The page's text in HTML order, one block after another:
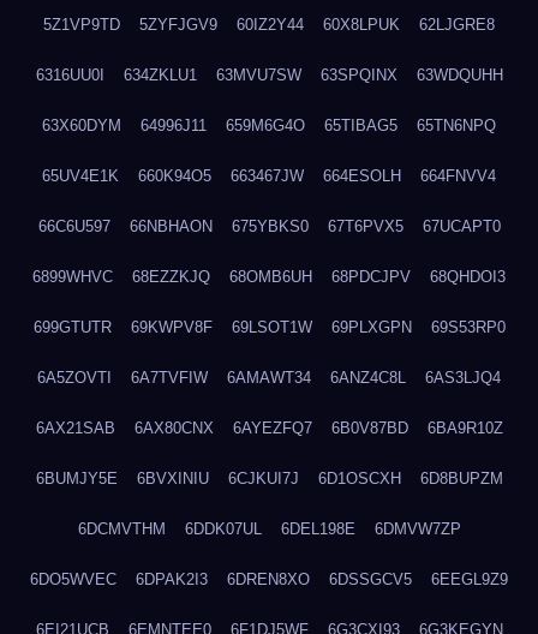
5Z1VP9TD 5ZYFJGV9 60IZ2Y44 60X8LPUK 62LJGRE8
6316UU0I 634ZKLU1 63MVU7SW 63SPQINX 63WDQUHH
63X60DYM 64996J11 659M6G4O 65TIBAG5 65TN6NPQ
65UV4E1K 660K94O5 663467JW 664ESOLH 664FNVV4
66C6U597 66NBHAON 675YBKS0 67T6PVX5 67UCAPT0
6899WHVC 68EZZKJQ 68OMB6UH 68PDCJPV 68QHDOI3
699GTUTR 69KWPV8F 69LSOT1W 69PLXGPN 69S53RP0
6A5ZOVTI 6A7TVFIW 6AMAWT34 6ANZ4C8L 6AS3LJQ4
6AX21SAB 6AX80CNX 6AYEZFQ7 6B0V87BD 6BA9R10Z
6BUMJY5E 6BVXINIU 6CJKUI7J 6D1OSCXH 6D8BUPZM
6DCMVTHM 6DDK07UL 6DEL198E 6DMVW7ZP
6DO5WVEC 6DPAK2I3 6DREN8XO 6DSSGCV5 6EEGL9Z9
6EI21UCB 6EMNTEE0 6F1DJ5WF 6G3CXI93 6G3KEGYN